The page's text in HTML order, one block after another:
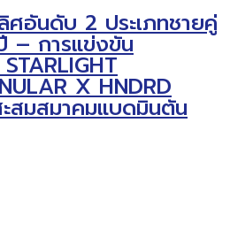
ศอันดับ 2 ประเภทชายคู่
– การแข่งขัน
X HNDRD
สมสมาคมแบดมินตัน